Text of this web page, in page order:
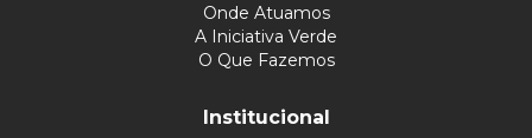
Onde Atuamos
A Iniciativa Verde
O Que Fazemos
Institucional